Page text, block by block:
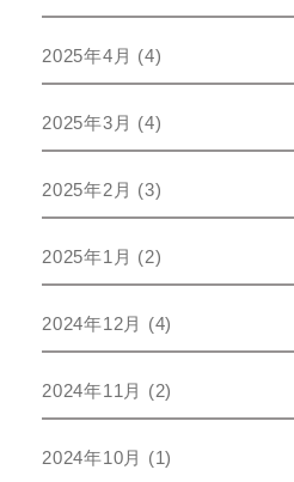
2025年4月 (4)
2025年3月 (4)
2025年2月 (3)
2025年1月 (2)
2024年12月 (4)
2024年11月 (2)
2024年10月 (1)